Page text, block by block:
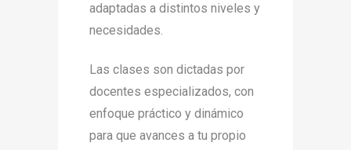
adaptadas a distintos niveles y
necesidades.
Las clases son dictadas por
docentes especializados, con
enfoque práctico y dinámico
para que avances a tu propio